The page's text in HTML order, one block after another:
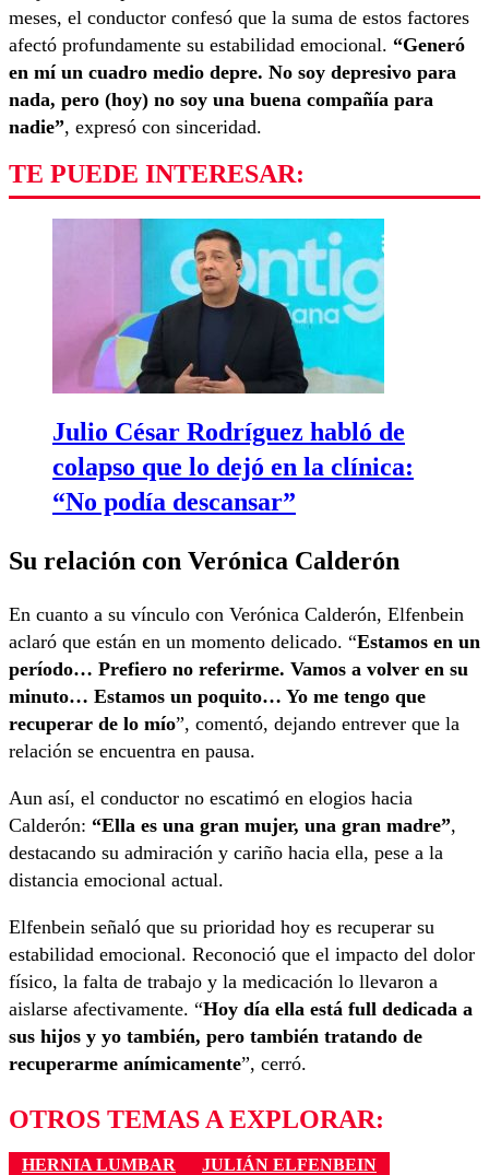
meses, el conductor confesó que la suma de estos factores
afectó profundamente su estabilidad emocional. “Generó
en mí un cuadro medio depre. No soy depresivo para
nada, pero (hoy) no soy una buena compañía para
nadie”, expresó con sinceridad.
TE PUEDE INTERESAR:
Julio César Rodríguez habló de
colapso que lo dejó en la clínica:
“No podía descansar”
Su relación con Verónica Calderón
En cuanto a su vínculo con Verónica Calderón, Elfenbein
aclaró que están en un momento delicado. “Estamos en un
período… Prefiero no referirme. Vamos a volver en su
minuto… Estamos un poquito… Yo me tengo que
recuperar de lo mío”, comentó, dejando entrever que la
relación se encuentra en pausa.
Aun así, el conductor no escatimó en elogios hacia
Calderón: “Ella es una gran mujer, una gran madre”,
destacando su admiración y cariño hacia ella, pese a la
distancia emocional actual.
Elfenbein señaló que su prioridad hoy es recuperar su
estabilidad emocional. Reconoció que el impacto del dolor
físico, la falta de trabajo y la medicación lo llevaron a
aislarse afectivamente. “Hoy día ella está full dedicada a
sus hijos y yo también, pero también tratando de
recuperarme anímicamente”, cerró.
OTROS TEMAS A EXPLORAR:
HERNIA LUMBAR
JULIÁN ELFENBEIN